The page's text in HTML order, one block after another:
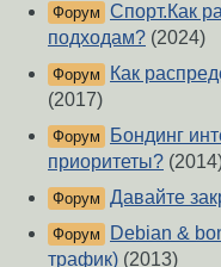
Форум Спорт.Как
подходам? (2024)
Форум
Как
(2017)
Форум
Бондинг
приоритеты?
Форум Давайте
Форум
Debian &
трафик) (2013)